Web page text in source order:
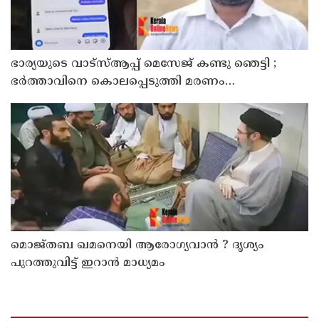
ഭാര്യയുടെ വാട്സ്ആപ്പ് മെസേജ് കണ്ടു ഞെട്ടി ;
ഭര്‍ത്താവിനെ കൊലപ്പെടുത്തി മരണം
പദ്ധതിയിട്ട യുവതിയും സുഹൃത്തും ഒളിവില്‍
മൊജ്തബ ഖമനെയി ആരോഗ്യവാന്‍ ? ദൃശ്യം
പുറത്തുവിട്ട് ഇറാന്‍ മാധ്യമം